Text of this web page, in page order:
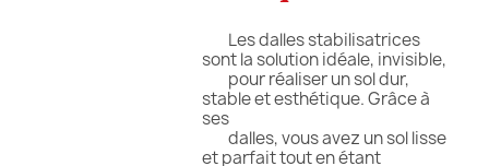
Les dalles stabilisatrices
sont la solution idéale, invisible,
pour réaliser un sol dur,
stable et esthétique. Grâce à
ses
dalles, vous avez un sol lisse
et parfait tout en étant